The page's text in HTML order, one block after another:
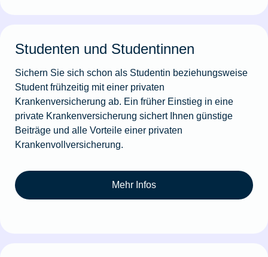
Studenten und Studentinnen
Sichern Sie sich schon als Studentin beziehungsweise
Student frühzeitig mit einer privaten
Krankenversicherung ab. Ein früher Einstieg in eine
private Krankenversicherung sichert Ihnen günstige
Beiträge und alle Vorteile einer privaten
Krankenvollversicherung.
Mehr Infos